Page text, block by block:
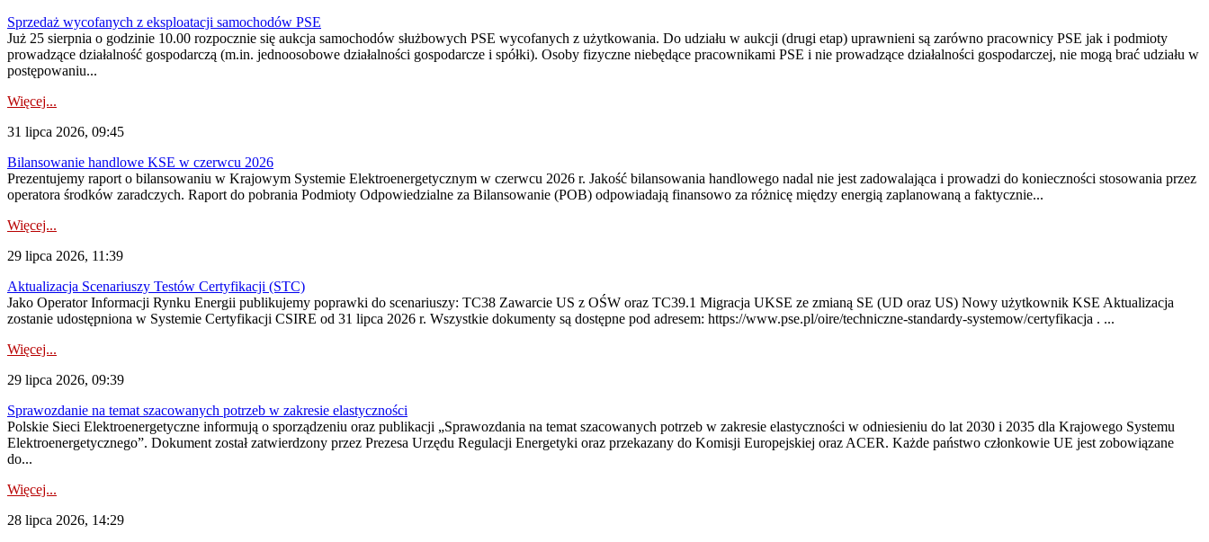
Sprzedaż wycofanych z eksploatacji samochodów PSE
Już 25 sierpnia o godzinie 10.00 rozpocznie się aukcja samochodów służbowych PSE wycofanych z użytkowania. Do udziału w aukcji (drugi etap) uprawnieni są zarówno pracownicy PSE jak i podmioty
prowadzące działalność gospodarczą (m.in. jednoosobowe działalności gospodarcze i spółki). Osoby fizyczne niebędące pracownikami PSE i nie prowadzące działalności gospodarczej, nie mogą brać udziału w
postępowaniu...
Więcej...
31 lipca 2026, 09:45
Bilansowanie handlowe KSE w czerwcu 2026
Prezentujemy raport o bilansowaniu w Krajowym Systemie Elektroenergetycznym w czerwcu 2026 r. Jakość bilansowania handlowego nadal nie jest zadowalająca i prowadzi do konieczności stosowania przez
operatora środków zaradczych. Raport do pobrania Podmioty Odpowiedzialne za Bilansowanie (POB) odpowiadają finansowo za różnicę między energią zaplanowaną a faktycznie...
Więcej...
29 lipca 2026, 11:39
Aktualizacja Scenariuszy Testów Certyfikacji (STC)
Jako Operator Informacji Rynku Energii publikujemy poprawki do scenariuszy: TC38 Zawarcie US z OŚW oraz TC39.1 Migracja UKSE ze zmianą SE (UD oraz US) Nowy użytkownik KSE Aktualizacja
zostanie udostępniona w Systemie Certyfikacji CSIRE od 31 lipca 2026 r. Wszystkie dokumenty są dostępne pod adresem: https://www.pse.pl/oire/techniczne-standardy-systemow/certyfikacja . ...
Więcej...
29 lipca 2026, 09:39
Sprawozdanie na temat szacowanych potrzeb w zakresie elastyczności
Polskie Sieci Elektroenergetyczne informują o sporządzeniu oraz publikacji „Sprawozdania na temat szacowanych potrzeb w zakresie elastyczności w odniesieniu do lat 2030 i 2035 dla Krajowego Systemu
Elektroenergetycznego”. Dokument został zatwierdzony przez Prezesa Urzędu Regulacji Energetyki oraz przekazany do Komisji Europejskiej oraz ACER. Każde państwo członkowie UE jest zobowiązane
do...
Więcej...
28 lipca 2026, 14:29